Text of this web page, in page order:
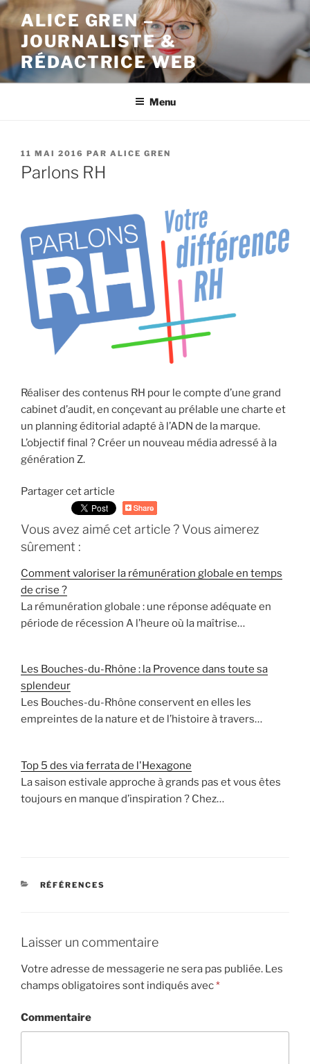
Aller
au
contenu
principal
ALICE GREN –
JOURNALISTE &
RÉDACTRICE WEB
Menu
PUBLIÉ
LE
11 MAI 2016 PAR ALICE GREN
Parlons RH
Réaliser des contenus RH pour le compte d’une grand
cabinet d’audit, en conçevant au prélable une charte et
un planning éditorial adapté à l’ADN de la marque.
L’objectif final ? Créer un nouveau média adressé à la
génération Z.
Partager cet article
Vous avez aimé cet article ? Vous aimerez
sûrement :
Comment valoriser la rémunération globale en temps
de crise ?
La rémunération globale : une réponse adéquate en
période de récession A l’heure où la maîtrise…
Les Bouches-du-Rhône : la Provence dans toute sa
splendeur
Les Bouches-du-Rhône conservent en elles les
empreintes de la nature et de l’histoire à travers…
Top 5 des via ferrata de l'Hexagone
La saison estivale approche à grands pas et vous êtes
toujours en manque d’inspiration ? Chez…
CATÉGORIES
RÉFÉRENCES
Laisser un commentaire
Votre adresse de messagerie ne sera pas publiée. Les
champs obligatoires sont indiqués avec*
Commentaire